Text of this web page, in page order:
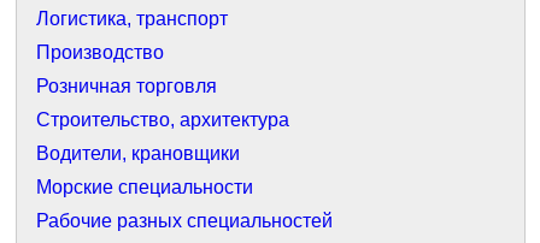
Логистика, транспорт
Производство
Розничная торговля
Строительство, архитектура
Водители, крановщики
Морские специальности
Рабочие разных специальностей